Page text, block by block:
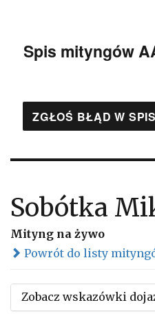
Spis mityngów
ZGŁOŚ BŁĄD W
Sobótka
Mityng na żywo
Powrót do listy
Zobacz wskazówki